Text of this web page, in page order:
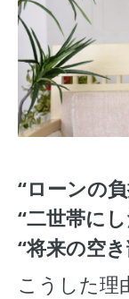
“ローンの
“二世帯に
“将来の空
こうした理